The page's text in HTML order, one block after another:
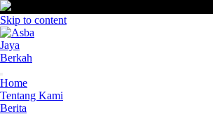
Skip to content
Home
Tentang Kami
Berita